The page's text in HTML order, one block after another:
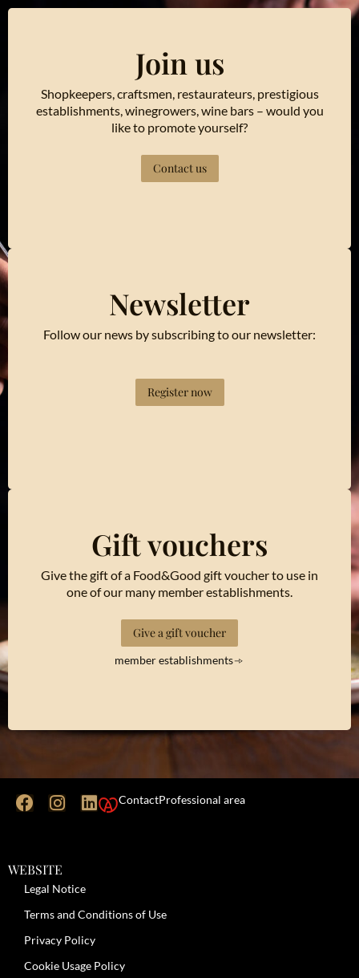
Join us
Shopkeepers, craftsmen, restaurateurs, prestigious
establishments, winegrowers, wine bars – would you
like to promote yourself?
Contact us
Newsletter
Follow our news by subscribing to our newsletter:
Register now
Gift vouchers
Give the gift of a Food&Good gift voucher to use in
one of our many member establishments.
Give a gift voucher
member establishments
ContactProfessional area
WEBSITE
Legal Notice
Terms and Conditions of Use
Privacy Policy
Cookie Usage Policy